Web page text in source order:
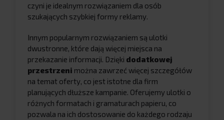
czyni je idealnym rozwiązaniem dla osób
szukających szybkiej formy reklamy.
Innym popularnym rozwiązaniem są ulotki
dwustronne, które dają więcej miejsca na
przekazanie informacji. Dzięki dodatkowej
przestrzeni można zawrzeć więcej szczegółów
na temat oferty, co jest istotne dla firm
planujących dłuższe kampanie. Oferujemy ulotki o
różnych formatach i gramaturach papieru, co
pozwala na ich dostosowanie do każdego rodzaju